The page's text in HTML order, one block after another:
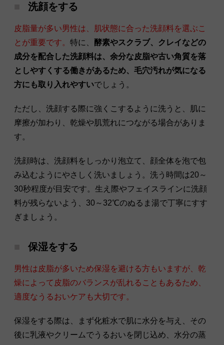
洗顔をする
皮脂量が多い男性は、肌状態に合った洗顔料を選ぶこ
とが重要です。 特に、 酵素やスクラブ、クレイなどの
成分を配合した洗顔料は、余分な皮脂や古い角質を落
としやすくする働きがあるため、毛穴汚れが気になる
方にも取り入れやすいでしょう。
ただし、洗顔する際に強くこするように洗うと、肌に
摩擦が加わり、乾燥や肌荒れにつながる場合がありま
す。
洗顔時は、洗顔料をしっかり泡立て、顔全体を泡で包
み込むようにやさしく洗いましょう。洗う時間は20～
30秒程度が目安です。生え際やフェイスラインに洗顔
料が残らないよう、30～32℃のぬるま湯で丁寧にすす
ぎましょう。
保湿をする
男性は皮脂が多いため保湿を避ける方もいますが、乾
燥によって皮脂のバランスが乱れることもあるため、
適度なうるおいケアも大切です。
保湿をする際は、まず化粧水で肌に水分を与え、その
後に乳液やクリームでうるおいを閉じ込め、水分の蒸